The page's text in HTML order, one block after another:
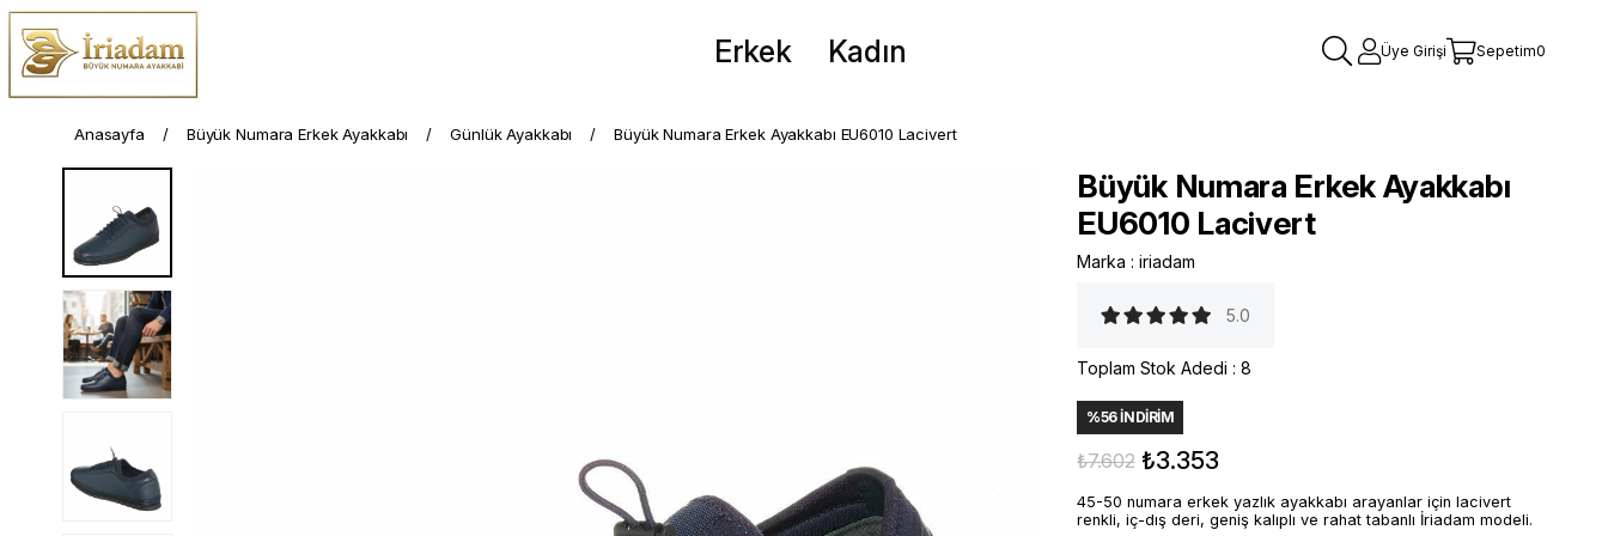
Erkek Kadın Üye Girişi Sepetim0
Anasayfa Büyük Numara Erkek Ayakkabı Günlük Ayakkabı Büyük Numara Erkek Ayakkabı EU6010 Lacivert
Büyük Numara Erkek Ayakkabı
EU6010 Lacivert
Marka : iriadam
5.0
Toplam Stok Adedi : 8
%56İNDIRIM
₺7.602 ₺3.353
45-50 numara erkek yazlık ayakkabı arayanlar için lacivert
renkli, iç-dış deri, geniş kalıplı ve rahat tabanlı İriadam modeli.